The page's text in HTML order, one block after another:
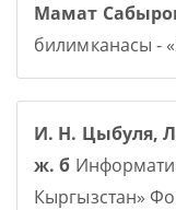
Мамат
билимканасы -
И. Н. Цыбуля,
ж. б
Кыргызстан»